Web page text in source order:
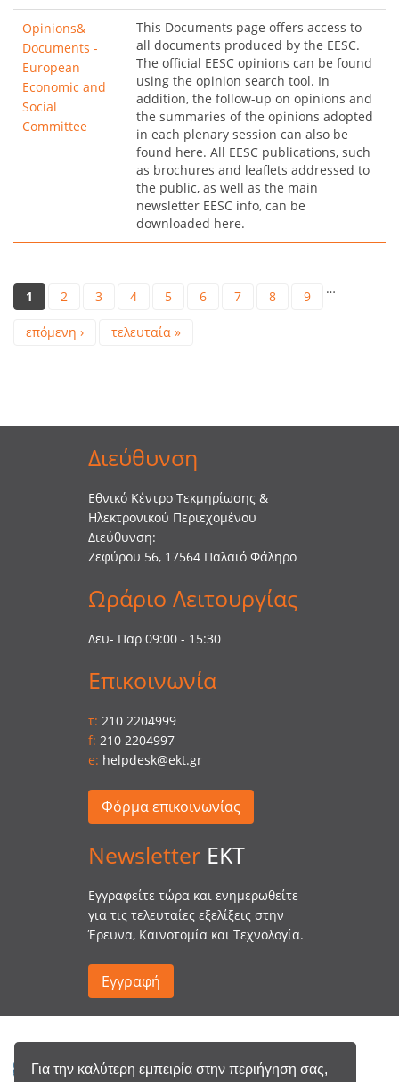
Για την καλύτερη εμπειρία στην περιήγηση σας,
Opinions&
Documents -
European
Economic and
Social
Committee
This Documents page offers access to
all documents produced by the EESC.
The official EESC opinions can be found
using the opinion search tool. In
addition, the follow-up on opinions and
the summaries of the opinions adopted
in each plenary session can also be
found here. All EESC publications, such
as brochures and leaflets addressed to
the public, as well as the main
newsletter EESC info, can be
downloaded here.
Pages
1 2 3 4 5 6 7 8 9 …
επόμενη › τελευταία »
Διεύθυνση
Εθνικό Κέντρο Τεκμηρίωσης &
Ηλεκτρονικού Περιεχομένου
Διεύθυνση:
Ζεφύρου 56, 17564 Παλαιό Φάληρο
Ωράριο Λειτουργίας
Δευ- Παρ 09:00 - 15:30
Επικοινωνία
τ: 210 2204999
f: 210 2204997
e: helpdesk@ekt.gr
Φόρμα επικοινωνίας
Newsletter EKT
Eγγραφείτε τώρα και ενημερωθείτε
για τις τελευταίες εξελίξεις στην
Έρευνα, Καινοτομία και Τεχνολογία.
Εγγραφή